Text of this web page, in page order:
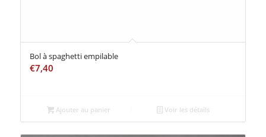
Bol à spaghetti empilable
€7,40
Ajouter au panier Voir les détails